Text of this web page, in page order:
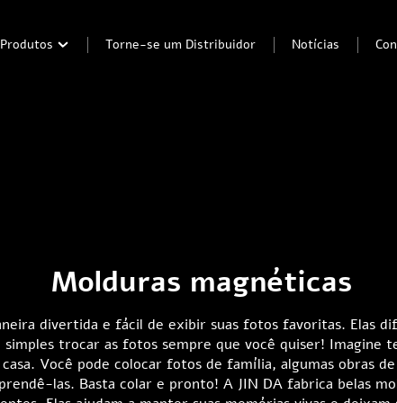
Produtos Torne-se um Distribuidor Notícias
Molduras magnéticas
divertida e fácil de exibir suas fotos favoritas. Elas
trocar as fotos sempre que você quiser! Imagine
Você pode colocar fotos de família, algumas obras
las. Basta colar e pronto! A JIN DA fabrica belas